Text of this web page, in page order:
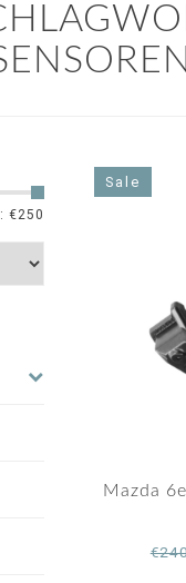
€250
Sale
Mazda